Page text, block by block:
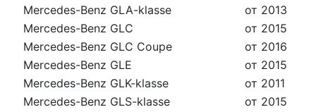
Mercedes-Benz GLA-klasse
от 2013
Mercedes-Benz GLC
от 2015
Mercedes-Benz GLC Coupe
от 2016
Mercedes-Benz GLE
от 2015
Mercedes-Benz GLK-klasse
от 2011
Mercedes-Benz GLS-klasse
от 2015